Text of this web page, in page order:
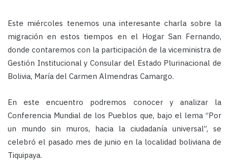
Este miércoles tenemos una interesante charla sobre la
migración en estos tiempos en el Hogar San Fernando,
donde contaremos con la participación de la viceministra de
Gestión Institucional y Consular del Estado Plurinacional de
Bolivia, María del Carmen Almendras Camargo.
En este encuentro podremos conocer y analizar la
Conferencia Mundial de los Pueblos que, bajo el lema “Por
un mundo sin muros, hacia la ciudadanía universal”, se
celebró el pasado mes de junio en la localidad boliviana de
Tiquipaya.